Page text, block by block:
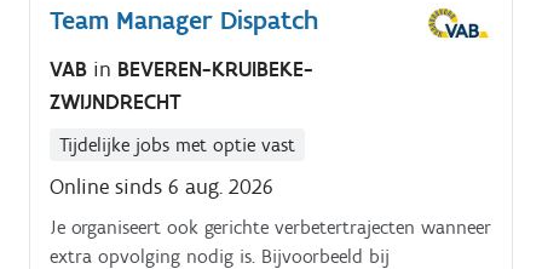
Team Manager Dispatch
VAB in BEVEREN-KRUIBEKE-
ZWIJNDRECHT
Tijdelijke jobs met optie vast
Online sinds 6 aug. 2026
Je organiseert ook gerichte verbetertrajecten wanneer
extra opvolging nodig is. Bijvoorbeeld bij